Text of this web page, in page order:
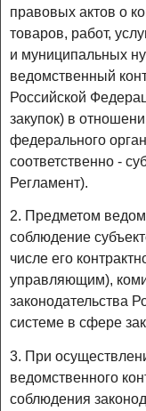
правовых актов о
товаров, работ,
и муниципальных
ведомственный
Российской
закупок) в
федерального
соответственно -
Регламент).
2. Предметом
соблюдение
числе его
управляющим),
законодательства
системе в сфере
3. При
ведомственного
соблюдения